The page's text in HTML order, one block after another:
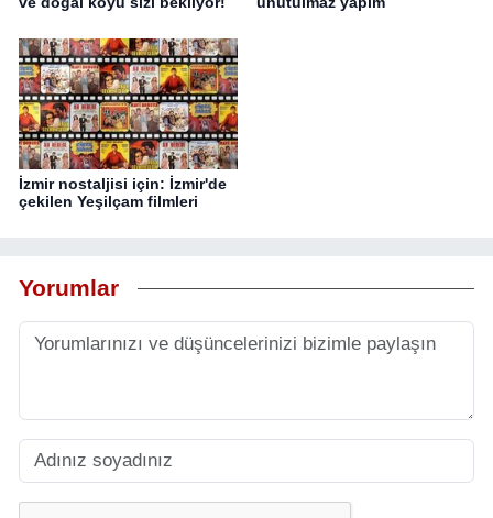
İzmir nostaljisi için: İzmir'de
çekilen Yeşilçam filmleri
Yorumlar